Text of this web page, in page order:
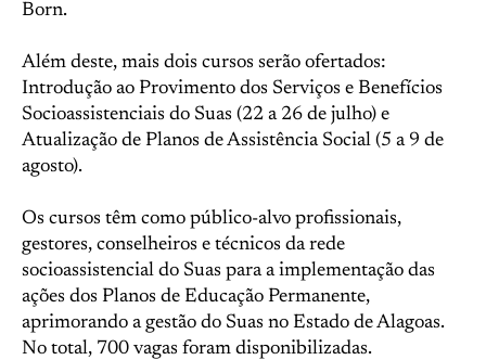
Born.
Além deste, mais dois cursos serão ofertados:
Introdução ao Provimento dos Serviços e Benefícios
Socioassistenciais do Suas (22 a 26 de julho) e
Atualização de Planos de Assistência Social (5 a 9 de
agosto).
Os cursos têm como público-alvo profissionais,
gestores, conselheiros e técnicos da rede
socioassistencial do Suas para a implementação das
ações dos Planos de Educação Permanente,
aprimorando a gestão do Suas no Estado de Alagoas.
No total, 700 vagas foram disponibilizadas.